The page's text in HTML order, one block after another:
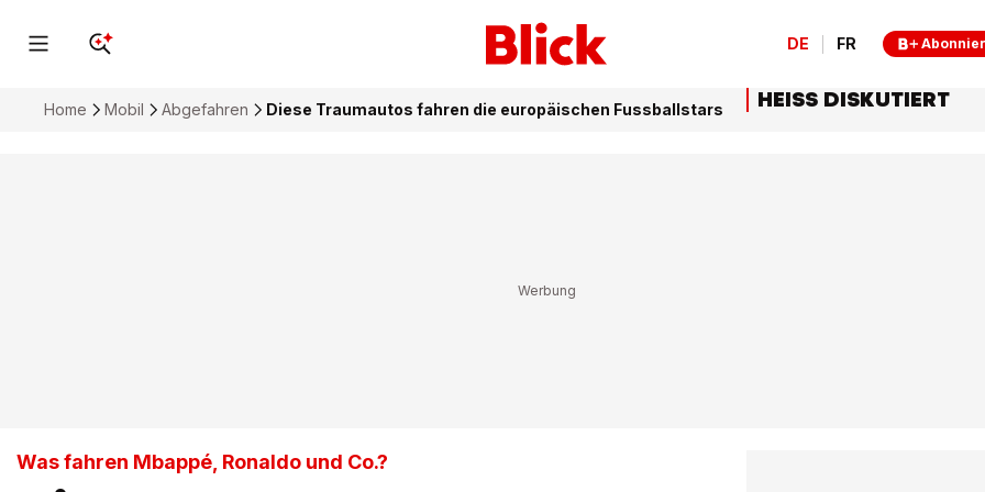
DE FR
Home Mobil Abgefahren Diese Traumautos fahren die europäischen Fussballstars
Was fahren Mbappé, Ronaldo und Co.?
HEISS DISKUTIERT